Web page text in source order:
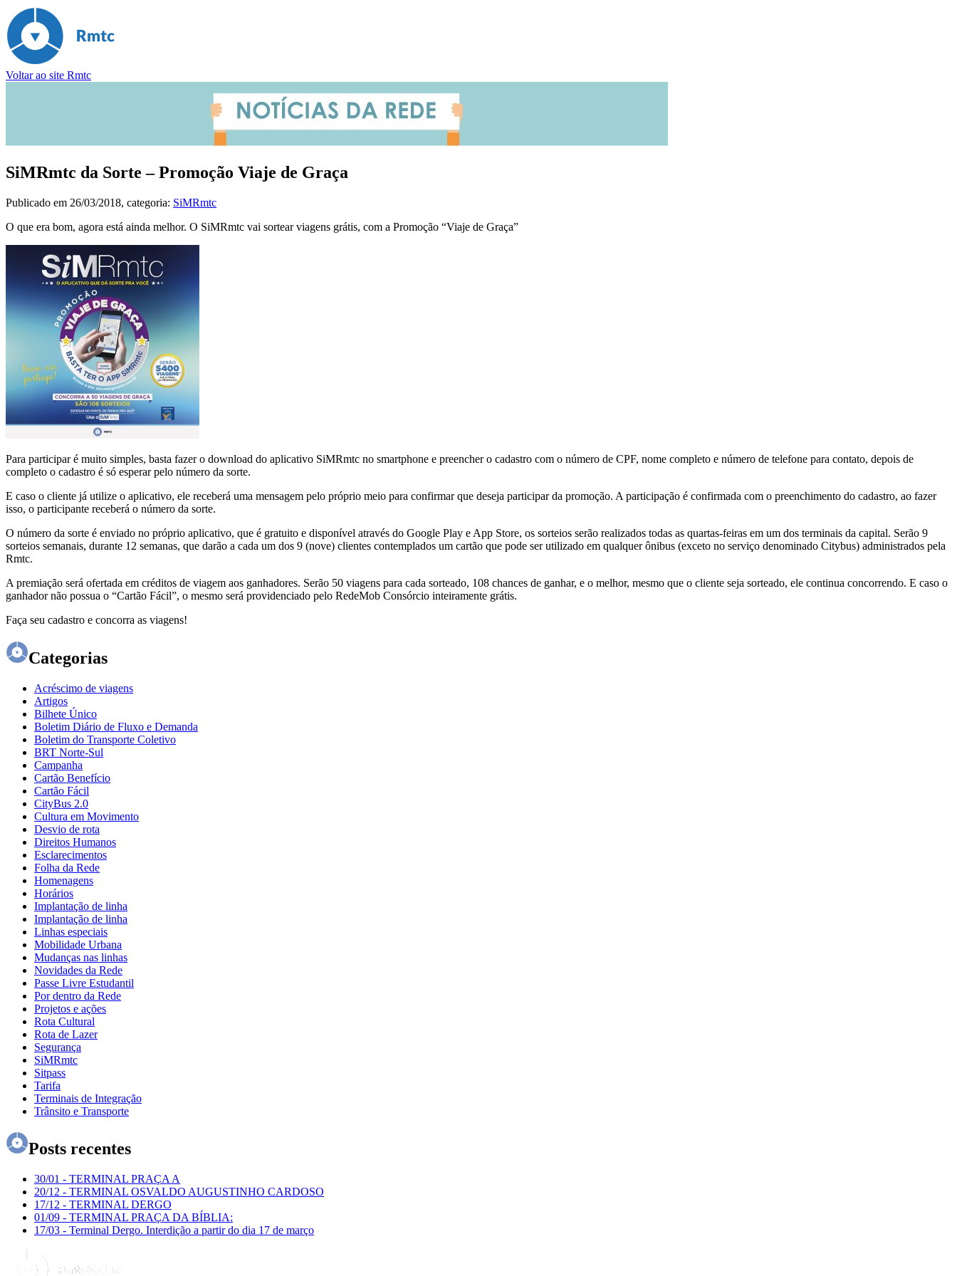
Voltar ao site Rmtc
SiMRmtc da Sorte – Promoção Viaje de Graça
Publicado em 26/03/2018, categoria: SiMRmtc
O que era bom, agora está ainda melhor. O SiMRmtc vai sortear viagens grátis, com a Promoção “Viaje de Graça”
Para participar é muito simples, basta fazer o download do aplicativo SiMRmtc no smartphone e preencher o cadastro com o número de CPF, nome completo e número de telefone para contato, depois de
completo o cadastro é só esperar pelo número da sorte.
E caso o cliente já utilize o aplicativo, ele receberá uma mensagem pelo próprio meio para confirmar que deseja participar da promoção. A participação é confirmada com o preenchimento do cadastro, ao fazer
isso, o participante receberá o número da sorte.
O número da sorte é enviado no próprio aplicativo, que é gratuito e disponível através do Google Play e App Store, os sorteios serão realizados todas as quartas-feiras em um dos terminais da capital. Serão 9
sorteios semanais, durante 12 semanas, que darão a cada um dos 9 (nove) clientes contemplados um cartão que pode ser utilizado em qualquer ônibus (exceto no serviço denominado Citybus) administrados pela
Rmtc.
A premiação será ofertada em créditos de viagem aos ganhadores. Serão 50 viagens para cada sorteado, 108 chances de ganhar, e o melhor, mesmo que o cliente seja sorteado, ele continua concorrendo. E caso o
ganhador não possua o “Cartão Fácil”, o mesmo será providenciado pelo RedeMob Consórcio inteiramente grátis.
Faça seu cadastro e concorra as viagens!
Categorias
Acréscimo de viagens
Artigos
Bilhete Único
Boletim Diário de Fluxo e Demanda
Boletim do Transporte Coletivo
BRT Norte-Sul
Campanha
Cartão Benefício
Cartão Fácil
CityBus 2.0
Cultura em Movimento
Desvio de rota
Direitos Humanos
Esclarecimentos
Folha da Rede
Homenagens
Horários
Implantação de linha
Implantação de linha
Linhas especiais
Mobilidade Urbana
Mudanças nas linhas
Novidades da Rede
Passe Livre Estudantil
Por dentro da Rede
Projetos e ações
Rota Cultural
Rota de Lazer
Segurança
SiMRmtc
Sitpass
Tarifa
Terminais de Integração
Trânsito e Transporte
Posts recentes
30/01 - TERMINAL PRAÇA A
20/12 - TERMINAL OSVALDO AUGUSTINHO CARDOSO
17/12 - TERMINAL DERGO
01/09 - TERMINAL PRAÇA DA BÍBLIA:
17/03 - Terminal Dergo. Interdição a partir do dia 17 de março